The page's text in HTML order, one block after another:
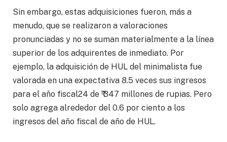
Sin embargo, estas adquisiciones fueron, más a
menudo, que se realizaron a valoraciones
pronunciadas y no se suman materialmente a la línea
superior de los adquirentes de inmediato. Por
ejemplo, la adquisición de HUL del minimalista fue
valorada en una expectativa 8.5 veces sus ingresos
para el año fiscal24 de ₹ 347 millones de rupias. Pero
solo agrega alrededor del 0.6 por ciento a los
ingresos del año fiscal de año de HUL.